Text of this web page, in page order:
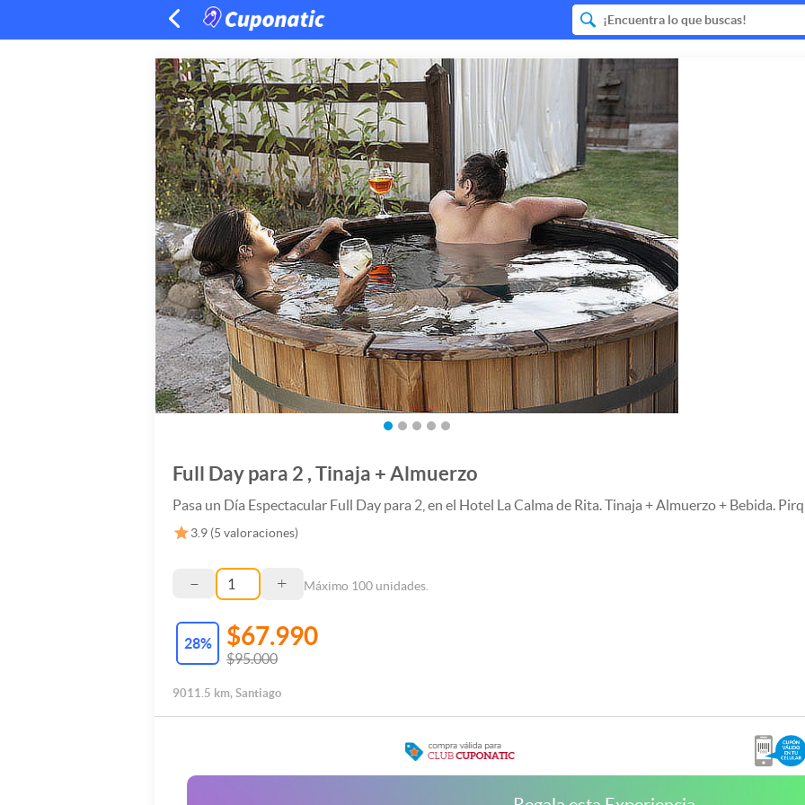
Full Day para 2 , Tinaja + Almuerzo
Pasa un Día Espectacular Full Day para 2, en el Hotel La Calma de Rita. Tinaja + Almuerzo + Bebida.
3.9 (5 valoraciones)
– + Máximo 100 unidades.
28% $67.990
$95.000
9011.5 km, Santiago